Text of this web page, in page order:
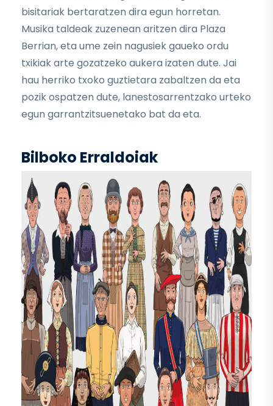
bisitariak bertaratzen dira egun horretan.
Musika taldeak zuzenean aritzen dira Plaza
Berrian, eta ume zein nagusiek gaueko ordu
txikiak arte gozatzeko aukera izaten dute. Jai
hau herriko txoko guztietara zabaltzen da eta
pozik ospatzen dute, lanestosarrentzako urteko
egun garrantzitsuenetako bat da eta.
Bilboko Erraldoiak